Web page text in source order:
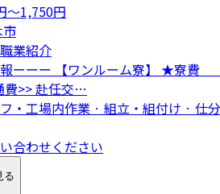
〜1,750円
業紹介
報ーーー 【ワンルーム寮】 ★
費>> 赴任交…
・工場内作業 · 組立・組付け · 仕
合わせください
る